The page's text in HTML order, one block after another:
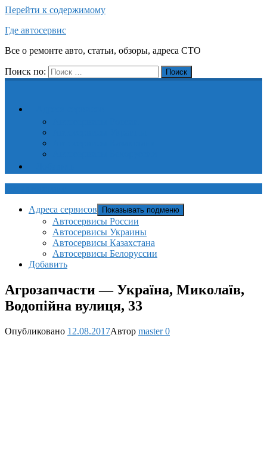
Перейти к содержимому
Где автосервис
Все о ремонте авто, статьи, обзоры, адреса СТО
Поиск по: Поиск
Адреса сервисов Показывать подменю
Автосервисы России
Автосервисы Украины
Автосервисы Казахстана
Автосервисы Белоруссии
Добавить
Агрозапчасти — Україна, Миколаїв,
Водопійна вулиця, 33
Опубликовано 12.08.2017Автор master0